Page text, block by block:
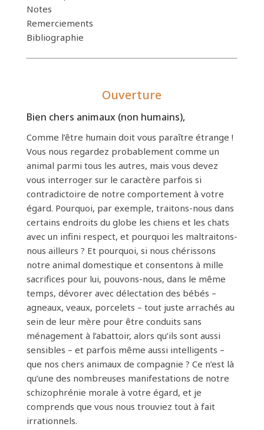
Notes
Remerciements
Bibliographie
Ouverture
Bien chers animaux (non humains),
Comme l’être humain doit vous paraître étrange !
Vous nous regardez probablement comme un
animal parmi tous les autres, mais vous devez
vous interroger sur le caractère parfois si
contradictoire de notre comportement à votre
égard. Pourquoi, par exemple, traitons-nous dans
certains endroits du globe les chiens et les chats
avec un infini respect, et pourquoi les maltraitons-
nous ailleurs ? Et pourquoi, si nous chérissons
notre animal domestique et consentons à mille
sacrifices pour lui, pouvons-nous, dans le même
temps, dévorer avec délectation des bébés –
agneaux, veaux, porcelets – tout juste arrachés au
sein de leur mère pour être conduits sans
ménagement à l’abattoir, alors qu’ils sont aussi
sensibles – et parfois même aussi intelligents –
que nos chers animaux de compagnie ? Ce n’est là
qu’une des nombreuses manifestations de notre
schizophrénie morale à votre égard, et je
comprends que vous nous trouviez tout à fait
irrationnels.